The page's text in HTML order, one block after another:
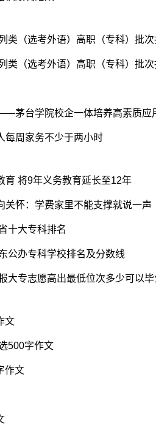
类（选考外语）高职（专科）批
类（选考外语）高职（专科）批
茅台学院校企一体培养高素质应
每周家务不少于两小时
育 将9年义务教育延长至12年
关怀：学费家里不能支撑就说一声
十大专科排名
公办专科学校排名及分数线
大专志愿高出最低位次多少可以毕
文
500字作文
作文